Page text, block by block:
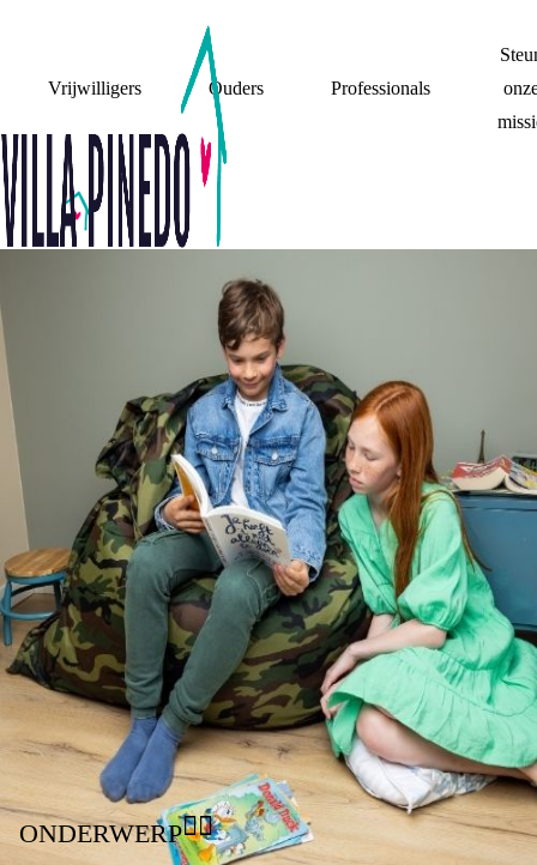
Vrijwilligers Ouders Professionals
VERHALEN
Wil je weten hoe andere kinderen en jongeren omgaan
met de scheiding van hun ouders? Lees hier hun
ervaringsverhalen!
DOORZOEK DE VERHALEN
ONDERWERP👉🏾